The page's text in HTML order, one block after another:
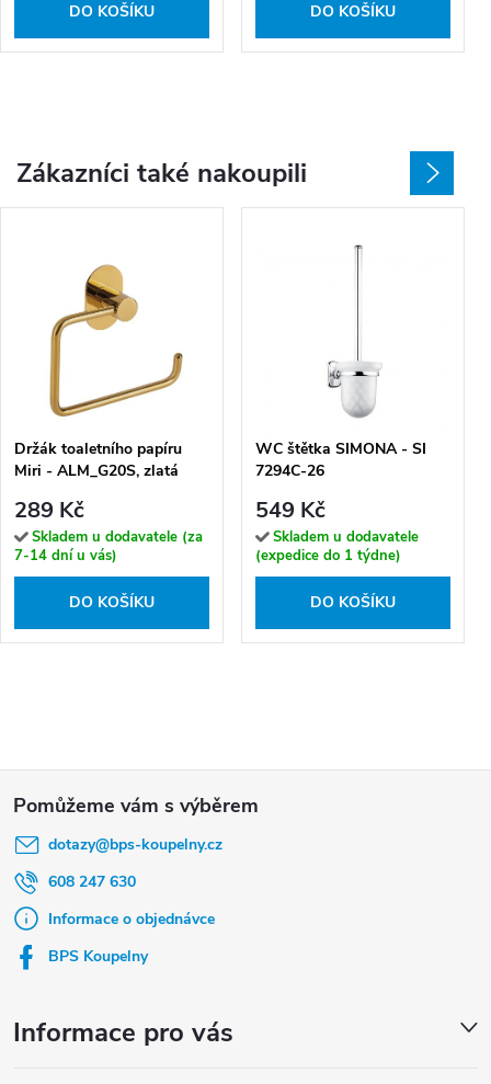
DO KOŠÍKU DO KOŠÍKU
Zákazníci také nakoupili
Držák toaletního papíru
Miri - ALM_G20S, zlatá
289 Kč
Skladem u dodavatele (za
7-14 dní u vás)
DO KOŠÍKU
WC štětka SIMONA - SI
7294C-26
549 Kč
Skladem u dodavatele
(expedice do 1 týdne)
DO KOŠÍKU
dotazy@bps-koupelny.cz
608 247 630
Informace o objednávce
BPS Koupelny
Informace pro vás